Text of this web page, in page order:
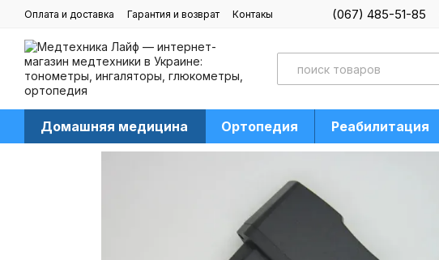
Перейти к основному контенту
Оплата и доставка Гарантия и возврат
Контакы
(067) 485-51-85
Домашняя медицина Ортопедия Реабилитация